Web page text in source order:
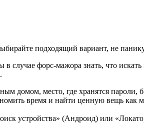
подходящий вариант, не
форс-мажора знать, что
домом, место, где хранятся
время и найти ценную вещь как
устройства» (Андроид) или